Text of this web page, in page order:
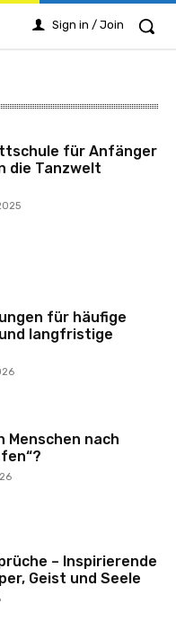
Sign in / Join
für Anfänger
die Tanzwelt
für häufige
langfristige
Menschen nach
– Inspirierende
Geist und Seele